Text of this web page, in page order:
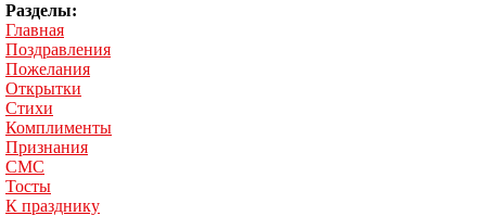
Разделы:
Главная
Поздравления
Пожелания
Открытки
Стихи
Комплименты
Признания
СМС
Тосты
К празднику